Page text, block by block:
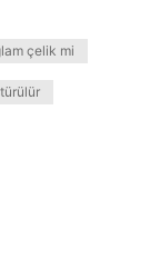
çelik mi